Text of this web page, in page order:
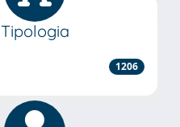
Tipologia
1206